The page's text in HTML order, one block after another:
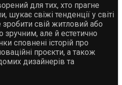
для тих, хто прагне
шукає свіжі тенденції у світі
зробити свій житловий або
зручним, але й естетично
сповнені історій про
проєкти, а також
дизайнерів та